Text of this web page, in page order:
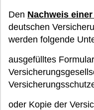
Den Nachweis
deutschen
werden folgende
ausgefülltes
oder Kopie der